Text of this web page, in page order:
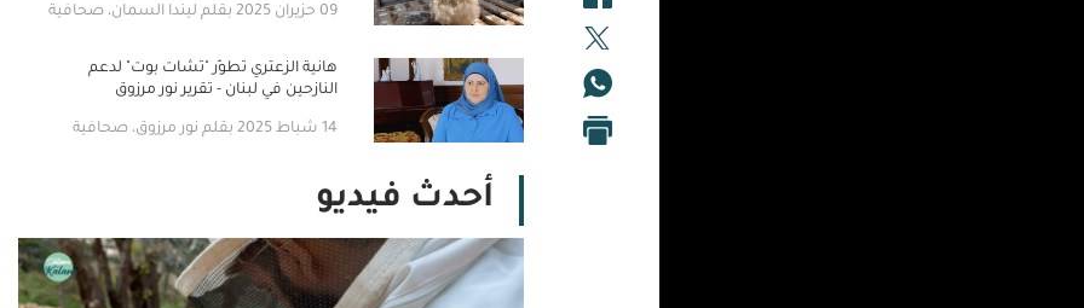
09 حزيران 2025 بقلم ليندا السمان، صحافية
هانية الزعتري تطوّر "تشات بوت" لدعم
النازحين في لبنان - تقرير نور مرزوق
14 شباط 2025 بقلم نور مرزوق، صحافية
أحدث فيديو